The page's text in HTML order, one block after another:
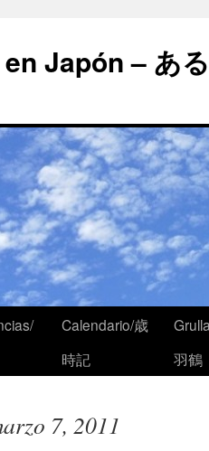
Japón – あ
Calendario/歳
時記
羽鶴
7, 2011